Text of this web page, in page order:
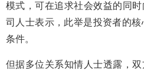
模式，可在追求社会效益的同
司人士表示，此举是投资者的
条件。
但据多位关系知情人士透露，双